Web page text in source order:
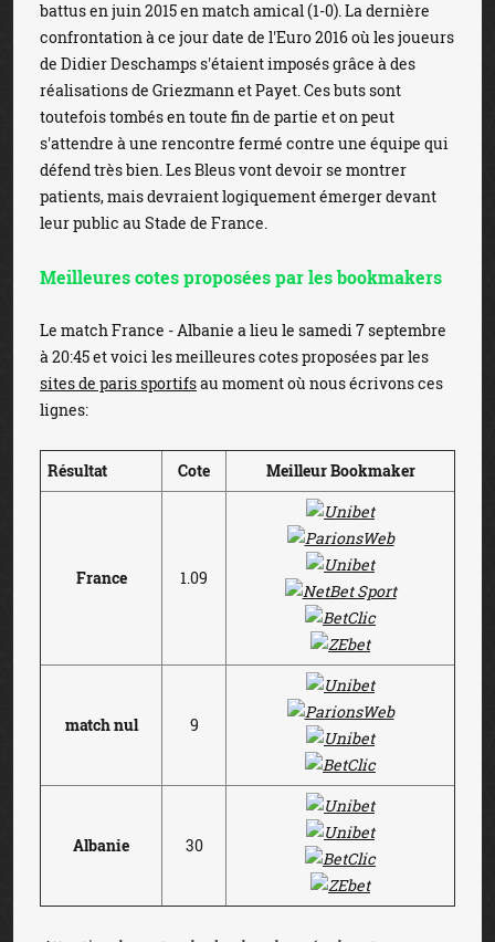
battus en juin 2015 en match amical (1-0). La dernière
confrontation à ce jour date de l'Euro 2016 où les joueurs
de Didier Deschamps s'étaient imposés grâce à des
réalisations de Griezmann et Payet. Ces buts sont
toutefois tombés en toute fin de partie et on peut
s'attendre à une rencontre fermé contre une équipe qui
défend très bien. Les Bleus vont devoir se montrer
patients, mais devraient logiquement émerger devant
leur public au Stade de France.
Meilleures cotes proposées par les bookmakers
Le match France - Albanie a lieu le samedi 7 septembre
à 20:45 et voici les meilleures cotes proposées par les
sites de paris sportifsau moment où nous écrivons ces
lignes:
Résultat Cote Meilleur Bookmaker
France 1.09
match nul 9
Albanie 30